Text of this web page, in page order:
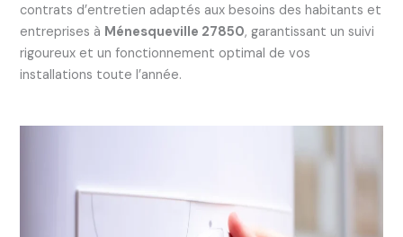
contrats d’entretien adaptés aux besoins des habitants et
entreprises à Ménesqueville 27850, garantissant un suivi
rigoureux et un fonctionnement optimal de vos
installations toute l’année.